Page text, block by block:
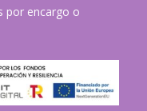
por encargo o